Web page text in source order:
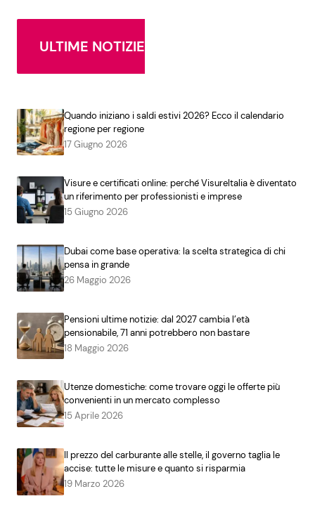
ULTIME NOTIZIE
Quando iniziano i saldi estivi 2026? Ecco il calendario
regione per regione
17 Giugno 2026
Visure e certificati online: perché VisureItalia è diventato
un riferimento per professionisti e imprese
15 Giugno 2026
Dubai come base operativa: la scelta strategica di chi
pensa in grande
26 Maggio 2026
Pensioni ultime notizie: dal 2027 cambia l’età
pensionabile, 71 anni potrebbero non bastare
18 Maggio 2026
Utenze domestiche: come trovare oggi le offerte più
convenienti in un mercato complesso
15 Aprile 2026
Il prezzo del carburante alle stelle, il governo taglia le
accise: tutte le misure e quanto si risparmia
19 Marzo 2026